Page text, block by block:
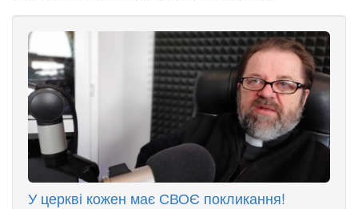
У церкві кожен має СВОЄ покликання!